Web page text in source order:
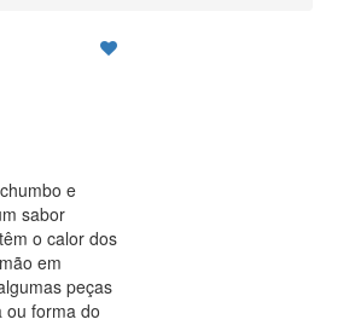
e
sabor
o calor dos
em
peças
ou forma do